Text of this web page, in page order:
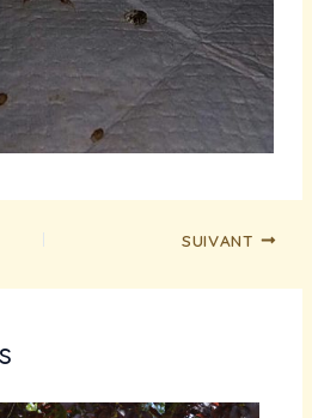
SUIVANT